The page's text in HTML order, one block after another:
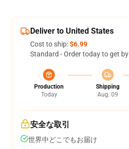
Deliver to United States
Cost to ship:$6.99
Standard - Order today to get by
Production
Today
Shipping
Aug. 09
安全な取引
世界中どこでもお届け